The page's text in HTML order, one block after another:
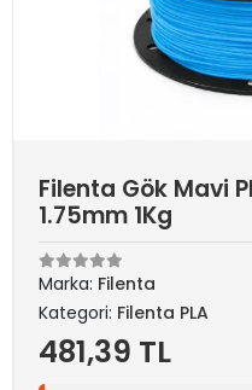
Filenta Gök Mavi
1.75mm 1Kg
Marka: Filenta
Kategori: Filenta PLA
481,39 TL